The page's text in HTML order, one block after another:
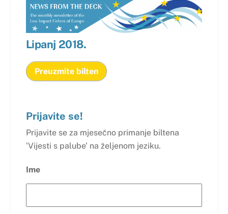
Lipanj 2018.
Preuzmite bilten
Prijavite se!
Prijavite se za mjesečno primanje biltena
'Vijesti s palube' na željenom jeziku.
Ime